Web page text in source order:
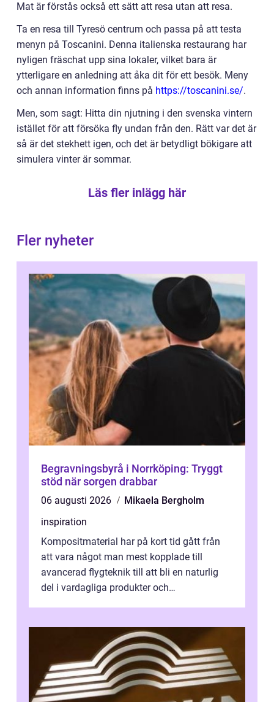
Mat är förstås också ett sätt att resa utan att resa.
Ta en resa till Tyresö centrum och passa på att testa
menyn på Toscanini. Denna italienska restaurang har
nyligen fräschat upp sina lokaler, vilket bara är
ytterligare en anledning att åka dit för ett besök. Meny
och annan information finns på https://toscanini.se/.
Men, som sagt: Hitta din njutning i den svenska vintern
istället för att försöka fly undan från den. Rätt var det är
så är det stekhett igen, och det är betydligt bökigare att
simulera vinter är sommar.
Läs fler inlägg här
Fler nyheter
Begravningsbyrå i Norrköping: Tryggt
stöd när sorgen drabbar
06 augusti 2026
Mikaela Bergholm
inspiration
Kompositmaterial har på kort tid gått från
att vara något man mest kopplade till
avancerad flygteknik till att bli en naturlig
del i vardagliga produkter och